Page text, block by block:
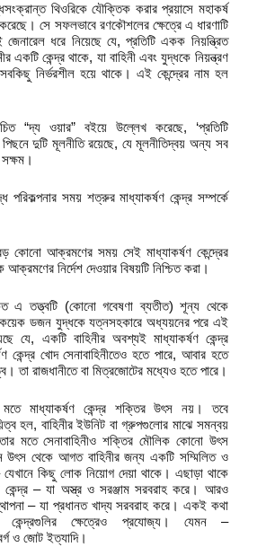
থিওরিকে যৌক্তিক করার প্রয়াসে মহাকর্ষ
করেছে। সে সফলভাবে রণকৌশলের ক্ষেত্রে এ ধারণাটি
ধরে নিয়েছে যে, প্রতিটি একক নিয়ন্ত্রিত
একটি কেন্দ্র থাকে, যা বাহিনী এবং যুদ্ধকে নিয়ন্ত্রণ
নির্ভরশীল হয়ে থাকে। এই কেন্দ্রের নাম হল
“দ্য ওয়ার” বইয়ে উল্লেখ করেছে, ‘প্রতিটি
দুটি মূলনীতি রয়েছে, যে মূলনীতিদ্বয় অন্য সব
সক্ষম।
পরিকল্পনার সময় শত্রুর মাধ্যাকর্ষণ কেন্দ্র সম্পর্কে
কোনো আক্রমণের সময় সেই মাধ্যাকর্ষণ কেন্দ্রের
আক্রমণের নির্দেশ দেওয়ার বিষয়টি নিশ্চিত করা।
এ তত্ত্বটি (কোনো গবেষণা ব্যতীত) শূন্য থেকে
ডজন যুদ্ধকে যত্নসহকারে অধ্যয়নের পরে এই
যে, একটি বাহিনীর অবশ্যই মাধ্যাকর্ষণ কেন্দ্র
কেন্দ্র খোদ সেনাবাহিনীতেও হতে পারে, আবার হতে
তা রাজধানীতে বা মিত্রজোটের মধ্যেও হতে পারে।
মাধ্যাকর্ষণ কেন্দ্র শক্তির উৎস নয়। তবে
হল, বাহিনীর ইউনিট বা গ্রুপগুলোর মাঝে সমন্বয়
মতে সেনাবাহিনীও শক্তির মৌলিক কোনো উৎস
উৎস থেকে আগত বাহিনীর জন্য একটি সম্মিলিত ও
যেখানে কিছু লোক নিয়োগ দেয়া থাকে। এছাড়া থাকে
কেন্দ্র – যা অস্ত্র ও সরঞ্জাম সরবরাহ করে। আরও
– যা প্রধানত খাদ্য সরবরাহ করে। একই কথা
কেন্দ্রগুলির ক্ষেত্রেও প্রযোজ্য। যেমন –
ও জোট ইত্যাদি।